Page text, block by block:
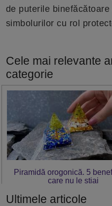
de puterile
simbolurilor cu rol
Cele mai relevante
categorie
Piramidă orogonică. 5
care nu le știai
Ultimele articole